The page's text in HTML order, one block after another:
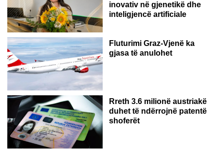
inovativ në gjenetikë dhe
inteligjencë artificiale
Fluturimi Graz-Vjenë ka
gjasa të anulohet
Rreth 3.6 milionë austriakë
duhet të ndërrojnë patentë
shoferët